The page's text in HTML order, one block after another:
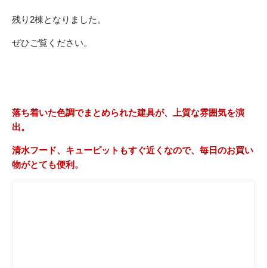
残り2棟となりました。
ぜひご覧ください。
落ち着いた色調でまとめられた建具が、上質な雰囲気を演
出。
清水フード、キューピットもすぐ近くなので、毎日のお買い
物がとても便利。